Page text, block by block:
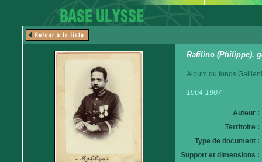
Rafilino (Philippe),
Album du fonds
1904-1907
Auteur :
Territoire :
Type de document :
Support et dimensions :